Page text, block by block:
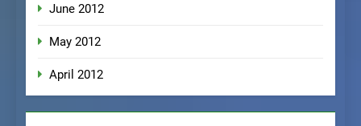
June 2012
May 2012
April 2012